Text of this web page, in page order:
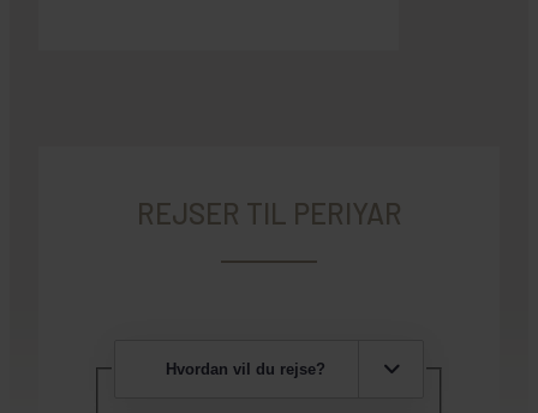
REJSER TIL PERIYAR
Hvordan vil du rejse?